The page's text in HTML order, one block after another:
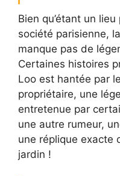
Bien qu’étant un
société parisienne,
manque pas de
Certaines histoires
Loo est hantée par
propriétaire, une
entretenue par
une autre rumeur,
une réplique exacte
jardin !